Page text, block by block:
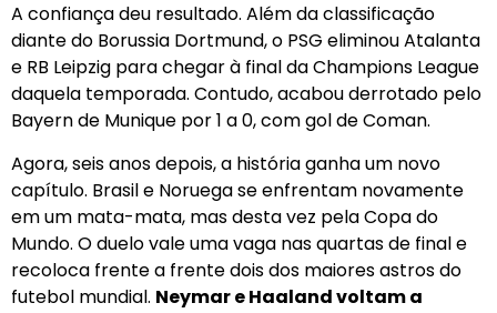
A confiança deu resultado. Além da classificação
diante do Borussia Dortmund, o PSG eliminou Atalanta
e RB Leipzig para chegar à final da Champions League
daquela temporada. Contudo, acabou derrotado pelo
Bayern de Munique por 1 a 0, com gol de Coman.
Agora, seis anos depois, a história ganha um novo
capítulo. Brasil e Noruega se enfrentam novamente
em um mata-mata, mas desta vez pela Copa do
Mundo. O duelo vale uma vaga nas quartas de final e
recoloca frente a frente dois dos maiores astros do
futebol mundial. Neymar e Haaland voltam a